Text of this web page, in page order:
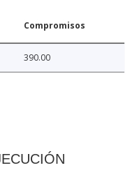
Compromisos
390.00